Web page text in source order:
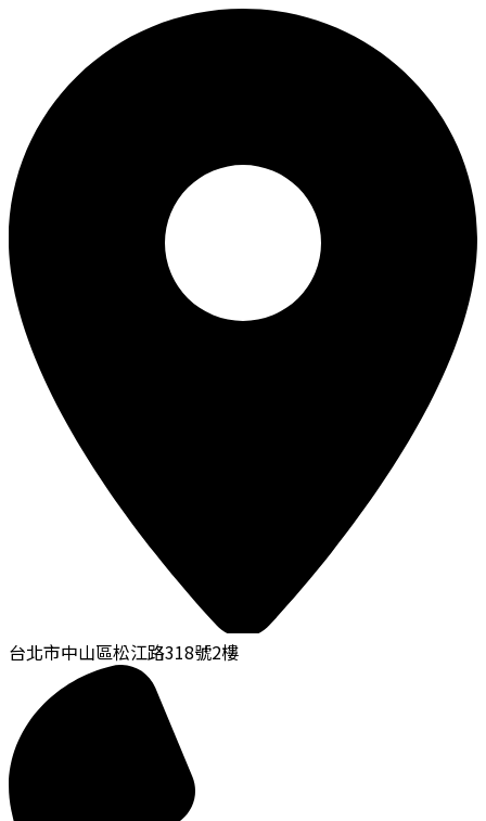
台北市中山區松江路318號2樓